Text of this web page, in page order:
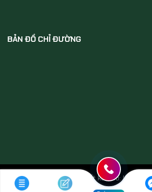
BẢN ĐỒ CHỈ ĐƯỜNG
Đơn vị thiết kế web: